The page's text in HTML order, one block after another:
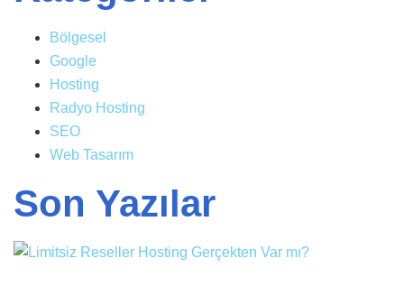
Bölgesel
Google
Hosting
Radyo Hosting
SEO
Web Tasarım
Son Yazılar